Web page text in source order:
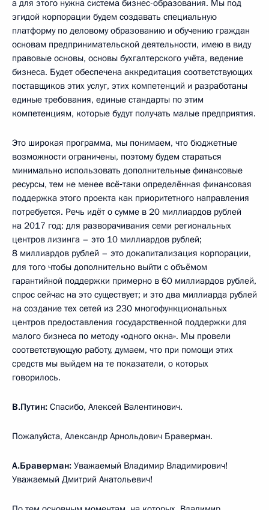
а для этого нужна система бизнес-образования. Мы под
эгидой корпорации будем создавать специальную
платформу по деловому образованию и обучению граждан
основам предпринимательской деятельности, имею в виду
правовые основы, основы бухгалтерского учёта, ведение
бизнеса. Будет обеспечена аккредитация соответствующих
поставщиков этих услуг, этих компетенций и разработаны
единые требования, единые стандарты по этим
компетенциям, которые будут получать малые предприятия.
Это широкая программа, мы понимаем, что бюджетные
возможности ограничены, поэтому будем стараться
минимально использовать дополнительные финансовые
ресурсы, тем не менее всё‑таки определённая финансовая
поддержка этого проекта как приоритетного направления
потребуется. Речь идёт о сумме в 20 миллиардов рублей
на 2017 год: для разворачивания семи региональных
центров лизинга – это 10 миллиардов рублей;
8 миллиардов рублей – это докапитализация корпорации,
для того чтобы дополнительно выйти с объёмом
гарантийной поддержки примерно в 60 миллиардов рублей,
спрос сейчас на это существует; и это два миллиарда рублей
на создание тех сетей из 230 многофункциональных
центров предоставления государственной поддержки для
малого бизнеса по методу «одного окна». Мы провели
соответствующую работу, думаем, что при помощи этих
средств мы выйдем на те показатели, о которых
говорилось.
В.Путин: Спасибо, Алексей Валентинович.
Пожалуйста, Александр Арнольдович Браверман.
А.Браверман: Уважаемый Владимир Владимирович!
Уважаемый Дмитрий Анатольевич!